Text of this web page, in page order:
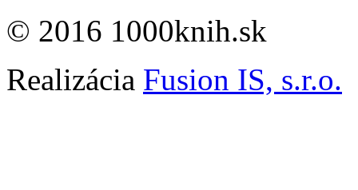
© 2016 1000knih.sk
Realizácia Fusion IS, s.r.o.